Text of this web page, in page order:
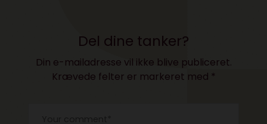
Del dine tanker?
Din e-mailadresse vil ikke blive publiceret.
Krævede felter er markeret med *